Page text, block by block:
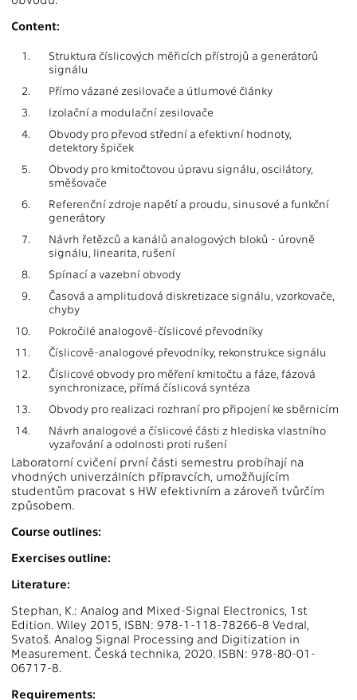
Content:
1.
Struktura číslicových měřicích přístrojů a generátorů
signálu
2.
Přímo vázané zesilovače a útlumové články
3.
Izolační a modulační zesilovače
4.
Obvody pro převod střední a efektivní hodnoty,
detektory špiček
5.
Obvody pro kmitočtovou úpravu signálu, oscilátory,
směšovače
6.
Referenční zdroje napětí a proudu, sinusové a funkční
generátory
7.
Návrh řetězců a kanálů analogových bloků - úrovně
signálu, linearita, rušení
8.
Spínací a vazební obvody
9.
Časová a amplitudová diskretizace signálu, vzorkovače,
chyby
10.
Pokročilé analogově-číslicové převodníky
11.
Číslicově-analogové převodníky, rekonstrukce signálu
12.
Číslicové obvody pro měření kmitočtu a fáze, fázová
synchronizace, přímá číslicová syntéza
13.
Obvody pro realizaci rozhraní pro připojení ke sběrnicím
14.
Návrh analogové a číslicové části z hlediska vlastního
vyzařování a odolnosti proti rušení
Laboratorní cvičení první části semestru probíhají na
vhodných univerzálních přípravcích, umožňujícím
studentům pracovat s HW efektivním a zároveň tvůrčím
způsobem.
Course outlines:
Exercises outline:
Literature:
Stephan, K.: Analog and Mixed-Signal Electronics, 1st
Edition. Wiley 2015, ISBN: 978-1-118-78266-8 Vedral,
Svatoš. Analog Signal Processing and Digitization in
Measurement. Česká technika, 2020. ISBN: 978-80-01-
06717-8.
Requirements: